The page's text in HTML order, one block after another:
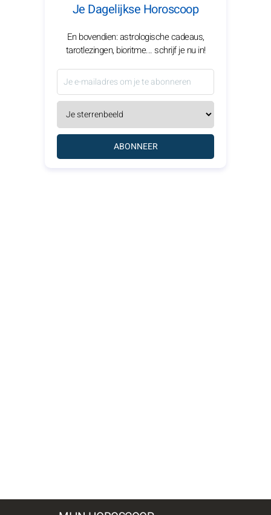
Je Dagelijkse Horoscoop
En bovendien: astrologische cadeaus,
tarotlezingen, bioritme... schrijf je nu in!
ABONNEER